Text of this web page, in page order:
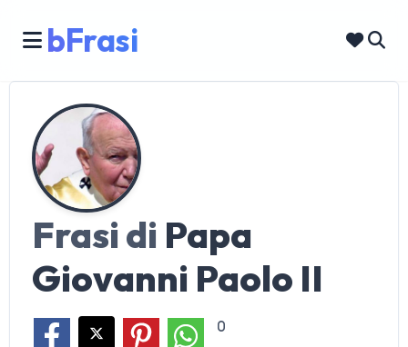
bFrasi
Frasi di Papa
Giovanni Paolo II
0